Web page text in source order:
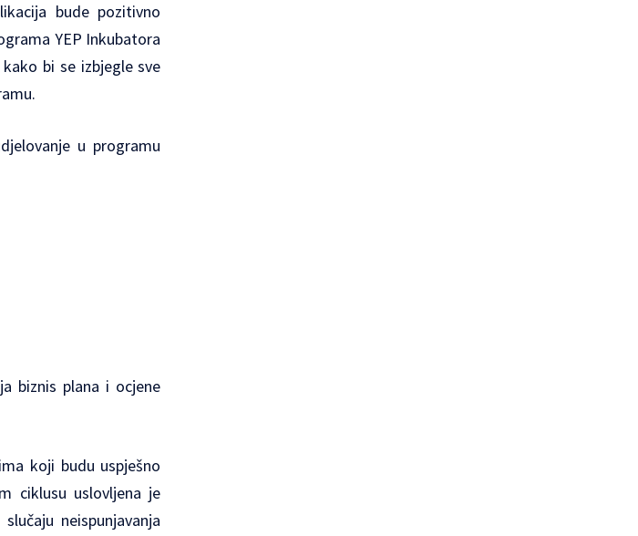
bude pozitivno
YEP Inkubatora
bi se izbjegle sve
u programu
biznis plana i ocjene
koji budu uspješno
ciklusu uslovljena je
neispunjavanja